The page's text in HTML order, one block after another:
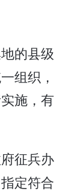
的县级
组织，
施，有
征兵办
定符合